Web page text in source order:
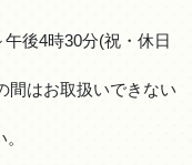
後4時30分(祝・休日
間はお取扱いできない